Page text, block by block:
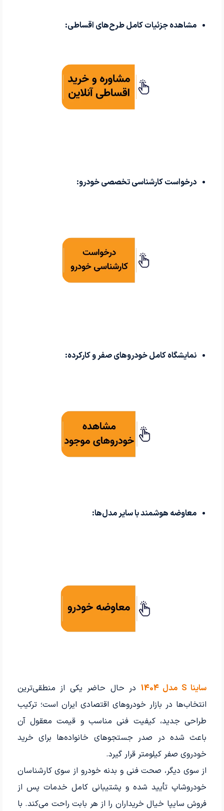
مشاهده جزئیات کامل طرح‌های اقساطی:
درخواست کارشناسی تخصصی خودرو:
نمایشگاه کامل خودروهای صفر و کارکرده:
معاوضه هوشمند با سایر مدل‌ها:
ساینا S مدل 1404
در حال حاضر یکی از منطقی‌ترین
انتخاب‌ها در بازار خودروهای اقتصادی ایران است؛ ترکیب
طراحی جدید، کیفیت فنی مناسب و قیمت معقول آن
باعث شده در صدر جستجوهای خانواده‌ها برای خرید
خودروی صفر کیلومتر قرار گیرد.
از سوی دیگر، صحت فنی و بدنه خودرو از سوی کارشناسان
خودروشاپ تأیید شده و پشتیبانی کامل خدمات پس از
فروش سایپا خیال خریداران را از هر بابت راحت می‌کند. با